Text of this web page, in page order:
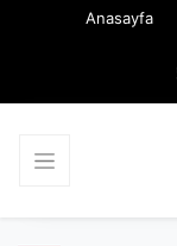
Anasayfa